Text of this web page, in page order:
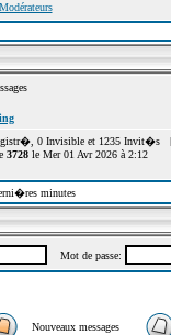
0 Invisible et 1235 Invit�s
3728le Mer 01 Avr 2026 à 2:12
minutes
Mot de passe:
Nouveaux messages